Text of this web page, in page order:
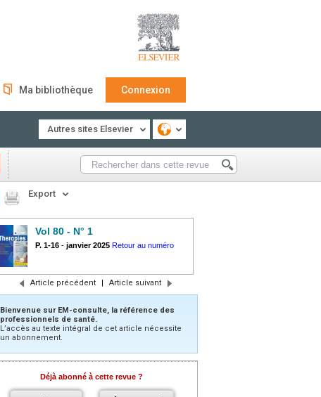
Ma bibliothèque Connexion
Autres sites Elsevier
Export
Vol 80 - N° 1
P. 1-16 - janvier 2025 Retour au numéro
Article précédent | Article suivant
Bienvenue sur EM-consulte, la référence des
professionnels de santé.
L’accès au texte intégral de cet article nécessite
un abonnement.
Déjà abonné à cette revue ?